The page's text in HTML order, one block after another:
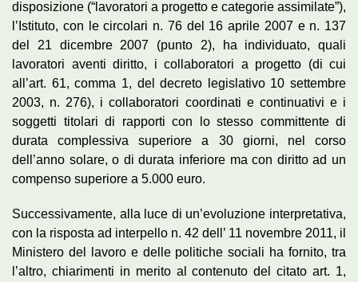
disposizione (“lavoratori a progetto e categorie assimilate”),
l’Istituto, con le circolari n. 76 del 16 aprile 2007 e n. 137
del 21 dicembre 2007 (punto 2), ha individuato, quali
lavoratori aventi diritto, i collaboratori a progetto (di cui
all’art. 61, comma 1, del decreto legislativo 10 settembre
2003, n. 276), i collaboratori coordinati e continuativi e i
soggetti titolari di rapporti con lo stesso committente di
durata complessiva superiore a 30 giorni, nel corso
dell’anno solare, o di durata inferiore ma con diritto ad un
compenso superiore a 5.000 euro.
Successivamente, alla luce di un’evoluzione interpretativa,
con la risposta ad interpello n. 42 dell’ 11 novembre 2011, il
Ministero del lavoro e delle politiche sociali ha fornito, tra
l’altro, chiarimenti in merito al contenuto del citato art. 1,